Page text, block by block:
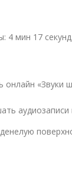
4 мин 17 секунд.
«Звуки